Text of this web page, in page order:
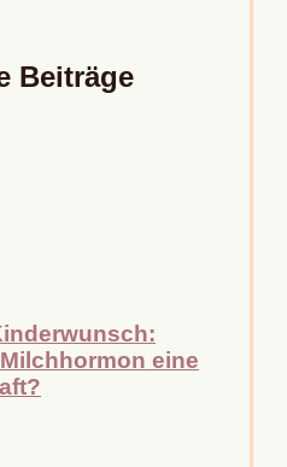
Beiträge
eine